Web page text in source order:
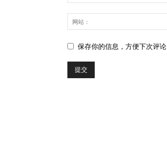
保存你的信息，方便下次评论